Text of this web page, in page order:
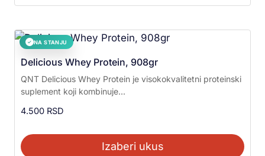
✓ NA STANJU
Delicious Whey Protein, 908gr
QNT Delicious Whey Protein je visokokvalitetni proteinski
suplement koji kombinuje...
4.500 RSD
Izaberi ukus